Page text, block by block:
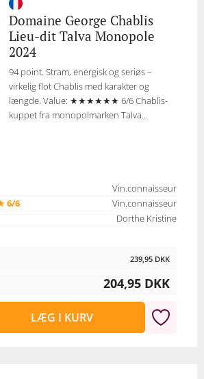
Domaine George Chablis
Lieu-dit Talva Monopole
2024
94 point. Stram, energisk og seriøs –
virkelig flot Chablis med karakter og
længde. Value: ★★★★★★ 6/6 Chablis-
kuppet fra monopolmarken Talva...
Vin.connaisseur
6/6
Vin.connaisseur
Dorthe Kristine
239,95 DKK
204,95 DKK
LÆG I KURV